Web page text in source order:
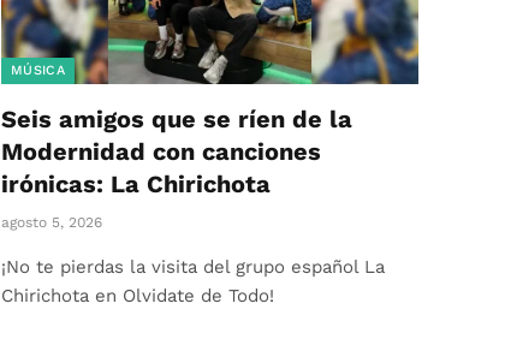
MÚSICA
Seis amigos que se ríen de la
Modernidad con canciones
irónicas: La Chirichota
agosto 5, 2026
¡No te pierdas la visita del grupo español La
Chirichota en Olvidate de Todo!